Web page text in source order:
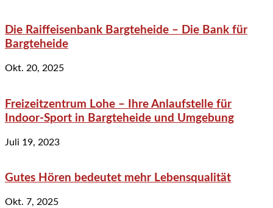
Die Raiffeisenbank Bargteheide – Die Bank für
Bargteheide
Okt. 20, 2025
Freizeitzentrum Lohe – Ihre Anlaufstelle für
Indoor-Sport in Bargteheide und Umgebung
Juli 19, 2023
Gutes Hören bedeutet mehr Lebensqualität
Okt. 7, 2025